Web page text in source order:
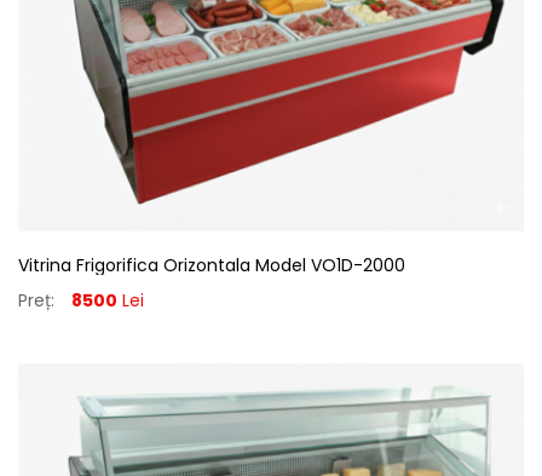
Vitrina Frigorifica Orizontala Model VO1D-2000
Preț:
8500 Lei